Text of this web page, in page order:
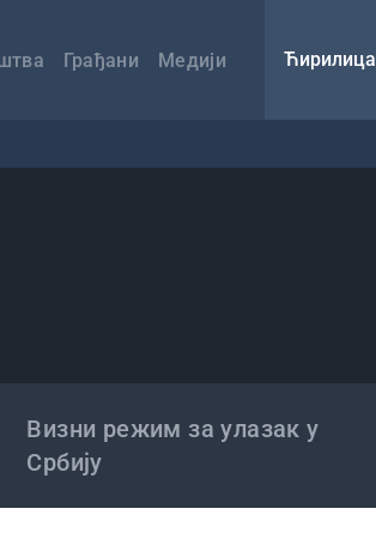
Грађани Медији Ћирилица
Визни режим за улазак у
Србију